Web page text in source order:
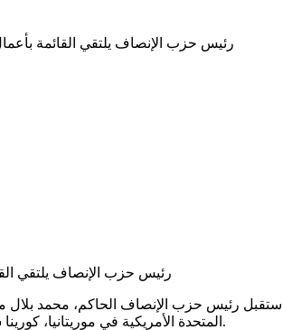
رئيس حزب الإنصاف يلتقي القائمة
رئيس حزب الإنصاف يلتقي
استقبل رئيس حزب الإنصاف الحاكم، محمد بلال
المتحدة الأمريكية في موريتانيا، كورينا ساندرز، حيث أجرى الطرفان مباحثات تناولت علاقات التعاون بين البلدين.